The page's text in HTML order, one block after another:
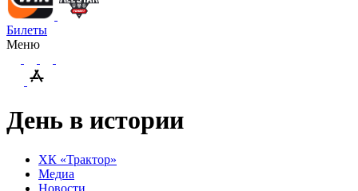
Билеты
Меню
День в истории
ХК «Трактор»
Медиа
Новости